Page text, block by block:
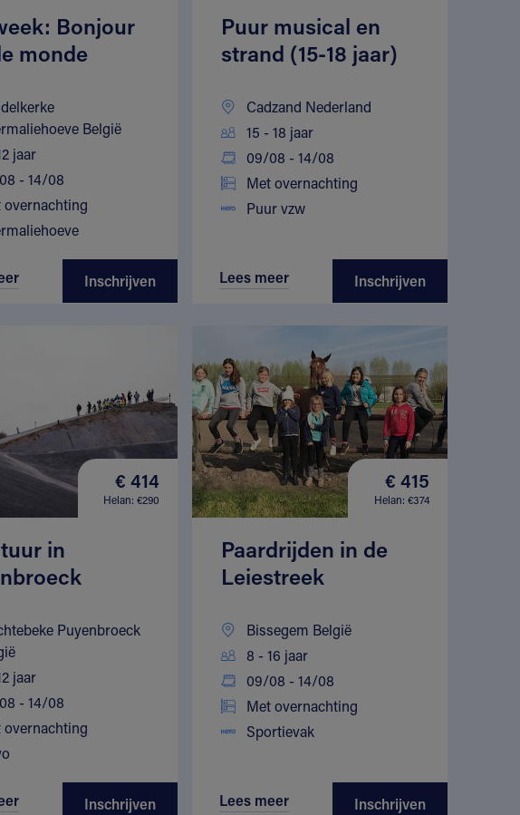
Bonjour
monde
België
jaar
- 14/08
overnachting
Inschrijven
Puur musical en
strand (15-18 jaar)
Cadzand Nederland
15 - 18 jaar
09/08 - 14/08
Met overnachting
Puur vzw
Lees meer Inschrijven
€ 414
Helan: €290
in
Puyenbroeck
jaar
- 14/08
overnachting
Inschrijven
€ 415
Helan: €374
Paardrijden in de
Leiestreek
Bissegem België
8 - 16 jaar
09/08 - 14/08
Met overnachting
Sportievak
Lees meer Inschrijven